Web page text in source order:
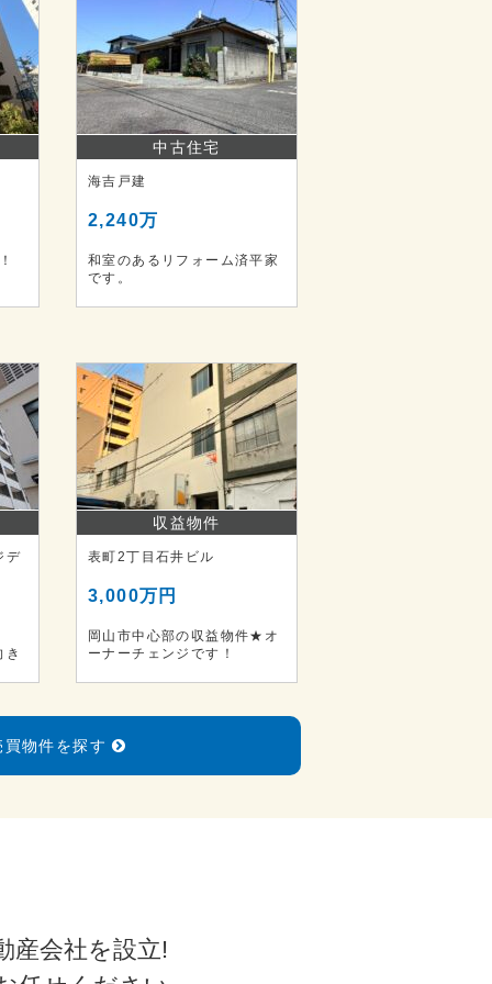
中古住宅
海吉戸建
2,240万
和室のあるリフォーム済平家
です。
デ
き
収益物件
表町2丁目石井ビル
3,000万円
岡山市中心部の収益物件★オ
ーナーチェンジです！
買物件を探す
産会社を設立!